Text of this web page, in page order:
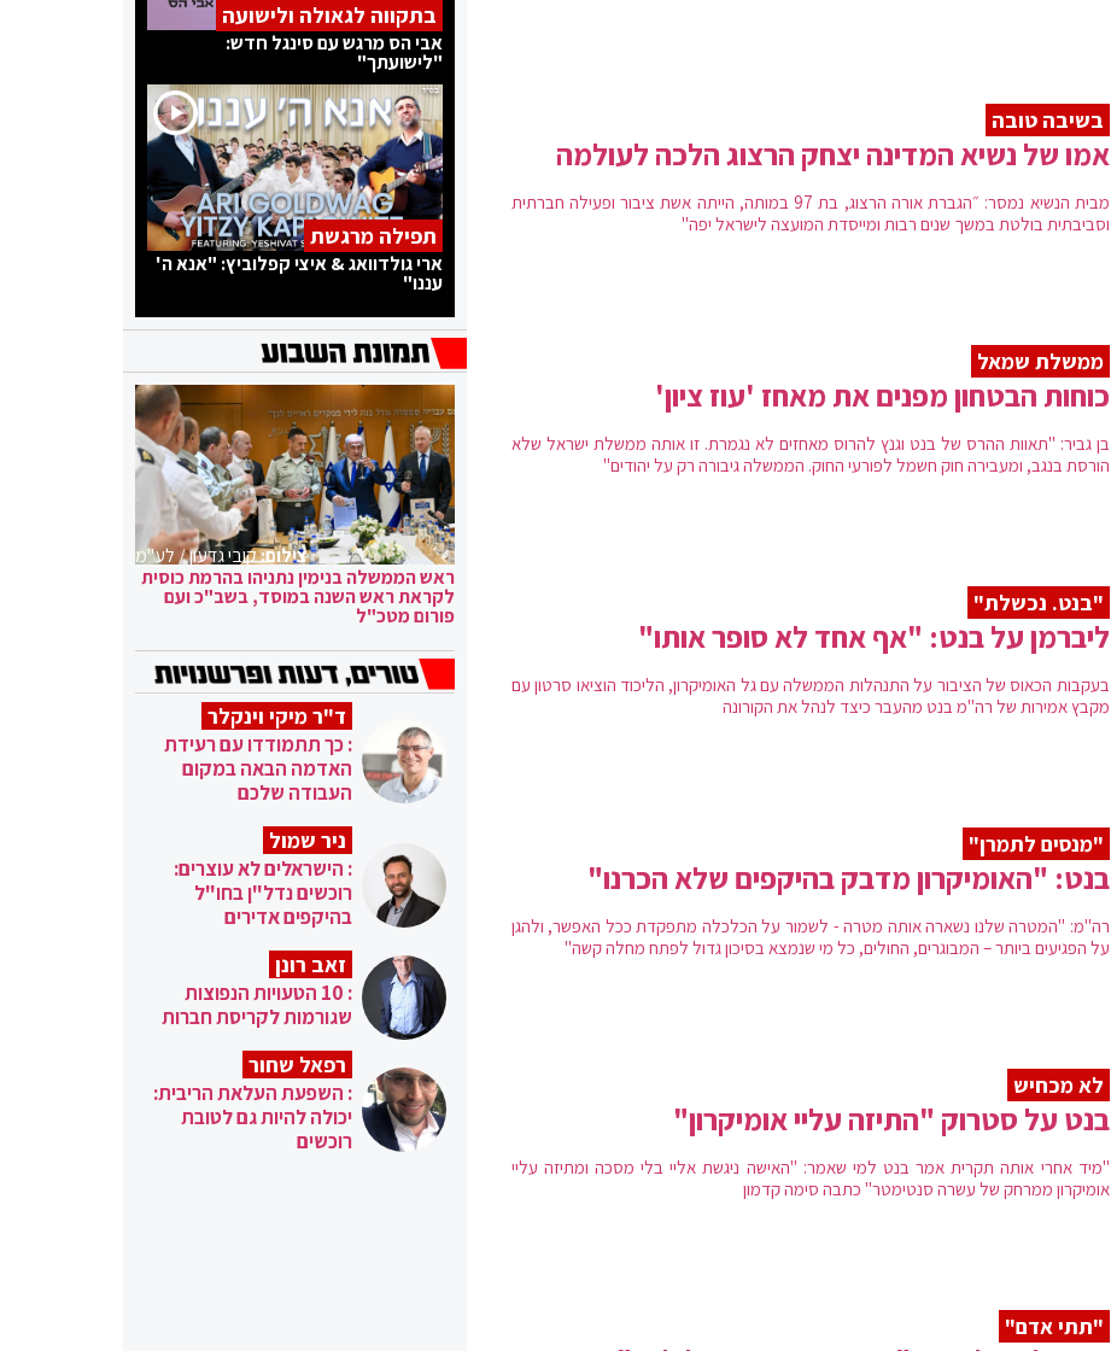
בשיבה טובה
אמו של נשיא המדינה יצחק הרצוג הלכה לעולמה
מבית הנשיא נמסר: ״הגברת אורה הרצוג, בת 97 במותה, הייתה אשת ציבור ופעילה חברתית
וסביבתית בולטת במשך שנים רבות ומייסדת המועצה לישראל יפה"
ממשלת שמאל
כוחות הבטחון מפנים את מאחז 'עוז ציון'
בן גביר: "תאוות ההרס של בנט וגנץ להרוס מאחזים לא נגמרת. זו אותה ממשלת ישראל שלא
הורסת בנגב, ומעבירה חוק חשמל לפורעי החוק. הממשלה גיבורה רק על יהודים"
"בנט. נכשלת"
ליברמן על בנט: "אף אחד לא סופר אותו"
בעקבות הכאוס של הציבור על התנהלות הממשלה עם גל האומיקרון, הליכוד הוציאו סרטון עם
מקבץ אמירות של רה"מ בנט מהעבר כיצד לנהל את הקורונה
"מנסים לתמרן"
בנט: "האומיקרון מדבק בהיקפים שלא הכרנו"
רה"מ: "המטרה שלנו נשארה אותה מטרה - לשמור על הכלכלה מתפקדת ככל האפשר, ולהגן
על הפגיעים ביותר – המבוגרים, החולים, כל מי שנמצא בסיכון גדול לפתח מחלה קשה"
לא מכחיש
בנט על סטרוק "התיזה עליי אומיקרון"
"מיד אחרי אותה תקרית אמר בנט למי שאמר: "האישה ניגשת אליי בלי מסכה ומתיזה עליי
אומיקרון ממרחק של עשרה סנטימטר" כתבה סימה קדמון
"תתי אדם"
בתקווה לגאולה ולישועה
אבי הס מרגש עם סינגל חדש:
"לישועתך"
תפילה מרגשת
ארי גולדוואג & איצי קפלוביץ: "אנא ה'
עננו"
צילום:קובי גדעון / לע"מ
ראש הממשלה בנימין נתניהו בהרמת כוסית
לקראת ראש השנה במוסד, בשב"כ ועם
פורום מטכ"ל
ד"ר מיקי וינקלר
: כך תתמודדו עם רעידת
האדמה הבאה במקום
העבודה שלכם
ניר שמול
: הישראלים לא עוצרים:
רוכשים נדל"ן בחו"ל
בהיקפים אדירים
זאב רונן
: 10 הטעויות הנפוצות
שגורמות לקריסת חברות
רפאל שחור
: השפעת העלאת הריבית:
יכולה להיות גם לטובת
רוכשים